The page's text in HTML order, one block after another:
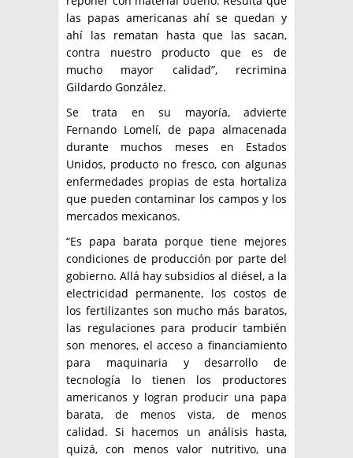
las papas americanas ahí se quedan y
ahí las rematan hasta que las sacan,
contra nuestro producto que es de
mucho mayor calidad”, recrimina
Gildardo González.
Se trata en su mayoría, advierte
Fernando Lomelí, de papa almacenada
durante muchos meses en Estados
Unidos, producto no fresco, con algunas
enfermedades propias de esta hortaliza
que pueden contaminar los campos y los
mercados mexicanos.
“Es papa barata porque tiene mejores
condiciones de producción por parte del
gobierno. Allá hay subsidios al diésel, a la
electricidad permanente, los costos de
los fertilizantes son mucho más baratos,
las regulaciones para producir también
son menores, el acceso a financiamiento
para maquinaria y desarrollo de
tecnología lo tienen los productores
americanos y logran producir una papa
barata, de menos vista, de menos
calidad. Si hacemos un análisis hasta,
quizá, con menos valor nutritivo, una